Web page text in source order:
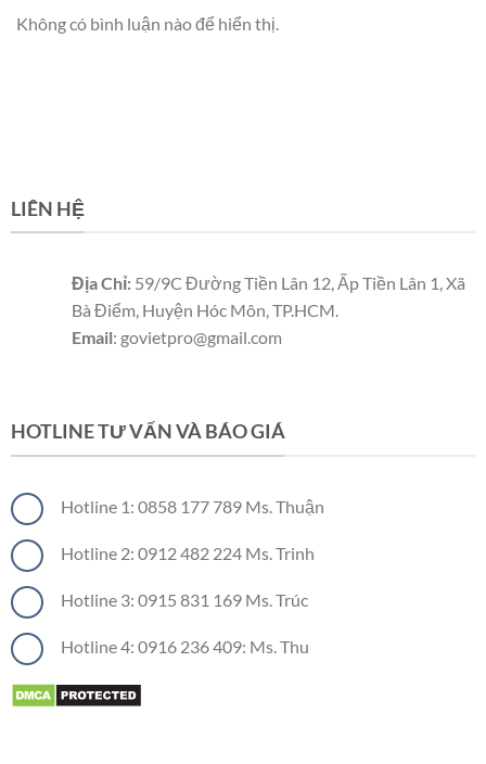
Không có bình luận nào để hiển thị.
LIÊN HỆ
Địa Chỉ:59/9C Đường Tiền Lân 12, Ấp Tiền Lân 1, Xã
Bà Điểm, Huyện Hóc Môn, TP.HCM.
Email: govietpro@gmail.com
HOTLINE TƯ VẤN VÀ BÁO GIÁ
Hotline 1: 0858 177 789 Ms. Thuận
Hotline 2: 0912 482 224 Ms. Trinh
Hotline 3: 0915 831 169 Ms. Trúc
Hotline 4: 0916 236 409: Ms. Thu